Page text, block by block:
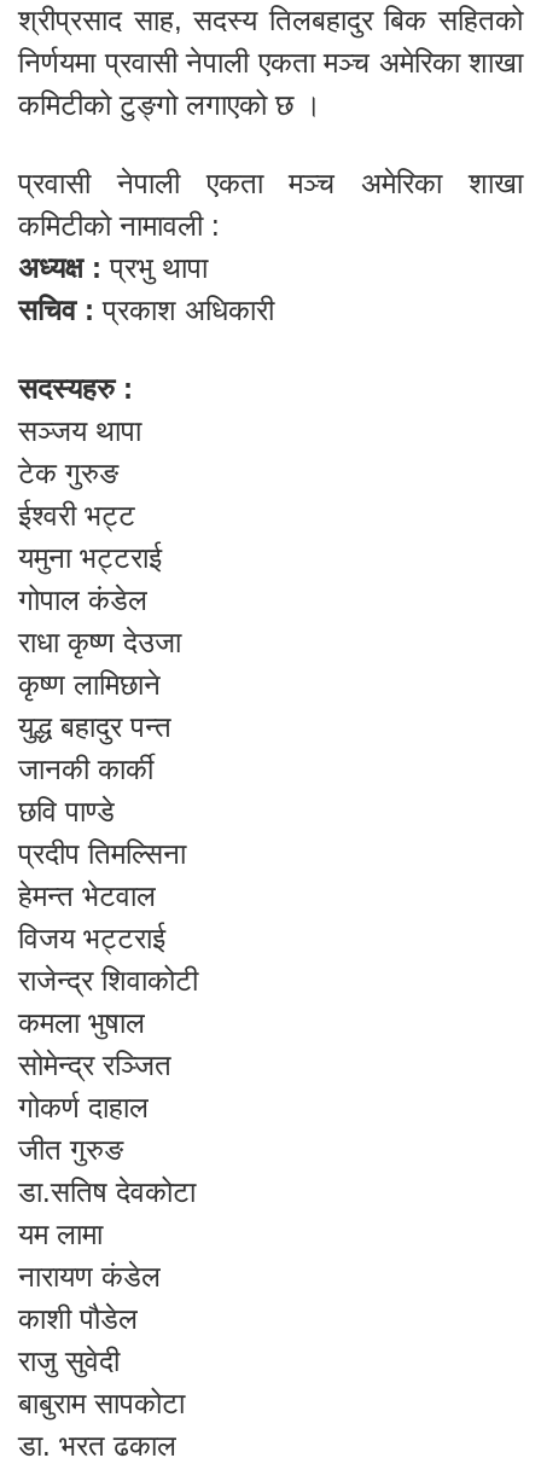
श्रीप्रसाद साह, सदस्य तिलबहादुर बिक सहितको
निर्णयमा प्रवासी नेपाली एकता मञ्च अमेरिका शाखा
कमिटीको टुङ्गो लगाएको छ ।
प्रवासी नेपाली एकता मञ्च अमेरिका शाखा
कमिटीको नामावली :
अध्यक्ष :प्रभु थापा
सचिव : प्रकाश अधिकारी
सदस्यहरु :
सञ्जय थापा
टेक गुरुङ
ईश्वरी भट्ट
यमुना भट्टराई
गोपाल कंडेल
राधा कृष्ण देउजा
कृष्ण लामिछाने
युद्ध बहादुर पन्त
जानकी कार्की
छवि पाण्डे
प्रदीप तिमल्सिना
हेमन्त भेटवाल
विजय भट्टराई
राजेन्द्र शिवाकोटी
कमला भुषाल
सोमेन्द्र रञ्जित
गोकर्ण दाहाल
जीत गुरुङ
डा.सतिष देवकोटा
यम लामा
नारायण कंडेल
काशी पौडेल
राजु सुवेदी
बाबुराम सापकोटा
डा. भरत ढकाल